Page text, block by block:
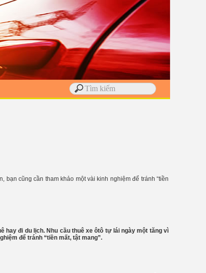
cũng cần tham khảo một vài kinh nghiệm để tránh “tiền
hay đi du lịch. Nhu cầu thuê xe ôtô tự lái ngày một tăng vì
để tránh “tiền mất, tật mang”.